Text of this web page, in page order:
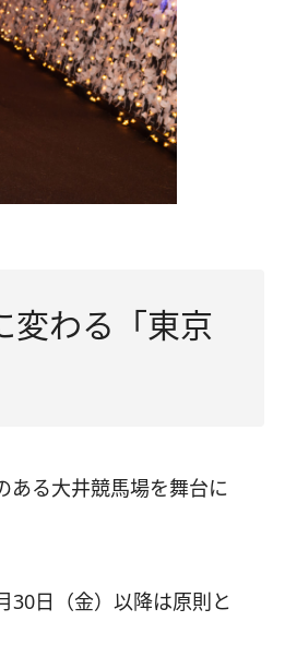
変わる「東京
ある大井競馬場を舞台に
30日（金）以降は原則と